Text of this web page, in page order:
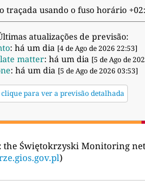
traçada usando o fuso horário
atualizações de previsão:
: há um dia [4 de Ago de 2026 22:53]
matter: há um dia [5 de Ago de
: há um dia [5 de Ago de 2026 03:53]
clique para ver a previsão detalhada
the Świętokrzyski Monitoring
)